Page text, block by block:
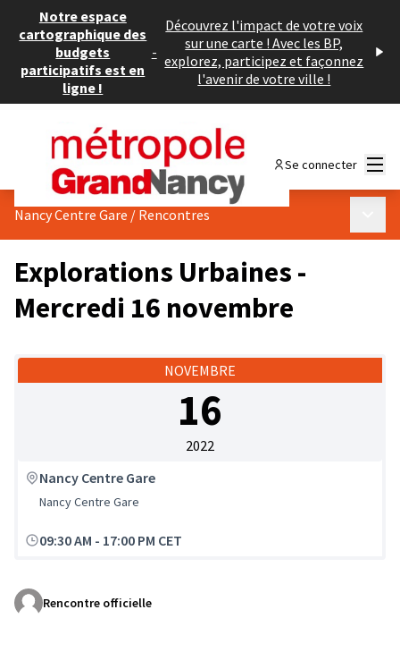
Notre espace
cartographique des
budgets
participatifs est en
ligne !
-
Découvrez l'impact de votre voix
sur une carte ! Avec les BP,
explorez, participez et façonnez
l'avenir de votre ville !
Se connecter
Nancy Centre Gare / Rencontres
Explorations Urbaines -
Mercredi 16 novembre
NOVEMBRE
16
2022
Nancy Centre Gare
Nancy Centre Gare
09:30 AM - 17:00 PM CET
Rencontre officielle